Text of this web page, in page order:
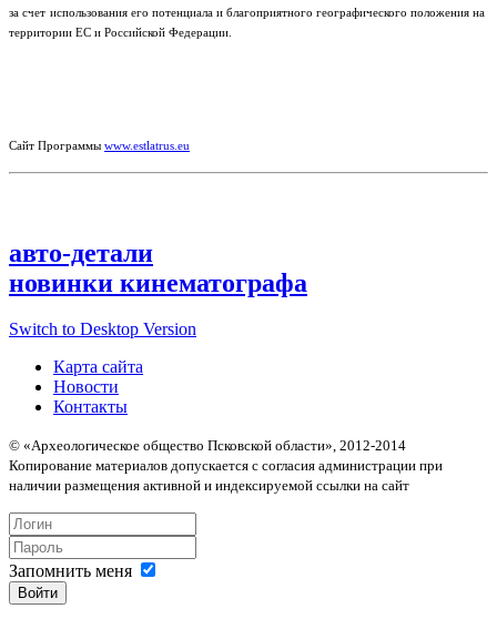
за счет использования его потенциала и благоприятного географического положения на
территории ЕС и Российской Федерации.
Сайт Программы www.estlatrus.eu
авто-детали
новинки кинематографа
Switch to Desktop Version
Карта сайта
Новости
Контакты
© «Археологическое общество Псковской области», 2012-2014
Копирование материалов допускается с согласия администрации при
наличии размещения активной и индексируемой ссылки на сайт
Запомнить меня
Войти